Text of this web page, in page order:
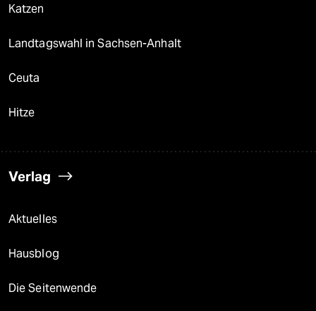
Katzen
Landtagswahl in Sachsen-Anhalt
Ceuta
Hitze
Verlag
Aktuelles
Hausblog
Die Seitenwende